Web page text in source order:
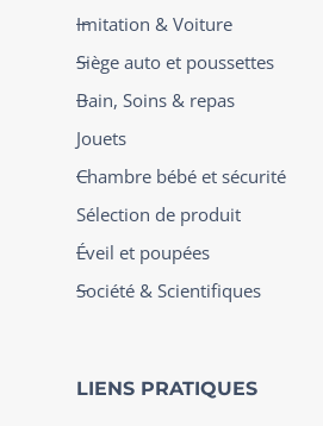
Imitation & Voiture
Siège auto et poussettes
Bain, Soins & repas
Jouets
Chambre bébé et sécurité
Sélection de produit
Éveil et poupées
Société & Scientifiques
LIENS PRATIQUES